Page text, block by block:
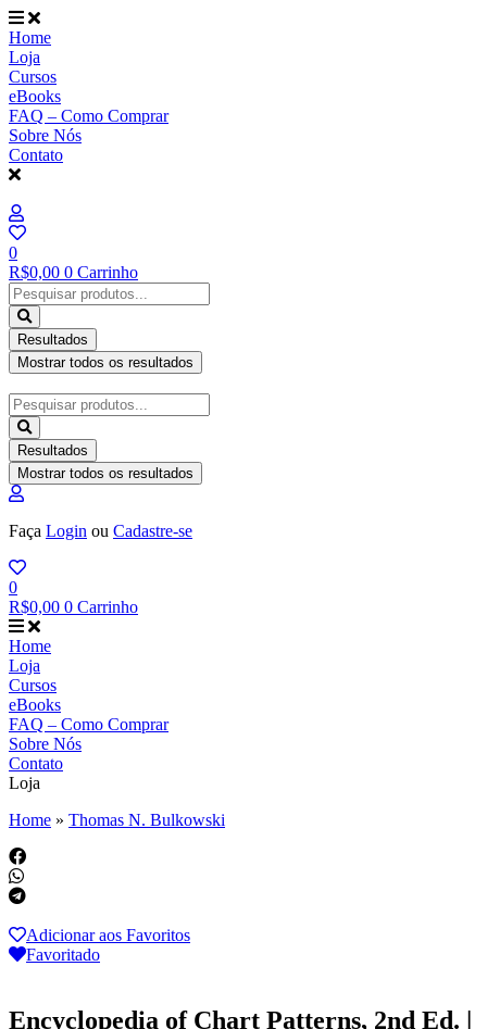
Ir
para
o
conteúdo
Home
Loja
Cursos
eBooks
FAQ – Como Comprar
Sobre Nós
Contato
0
R$0,00 0 Carrinho
Pesquisar
...
Resultados
Mostrar todos os resultados
Pesquisar
...
Resultados
Mostrar todos os resultados
Faça Login ou Cadastre-se
0
R$0,00 0 Carrinho
Home
Loja
Cursos
eBooks
FAQ – Como Comprar
Sobre Nós
Contato
Loja
Home » Thomas N. Bulkowski
Adicionar aos Favoritos
Favoritado
Encyclopedia of Chart Patterns, 2nd Ed. |